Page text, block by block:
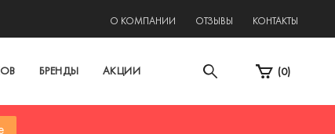
О КОМПАНИИ ОТЗЫВЫ КОНТАКТЫ
БРЕНДЫ АКЦИИ (0)